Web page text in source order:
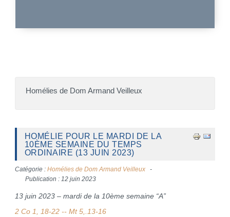
Homélies de Dom Armand Veilleux
HOMÉLIE POUR LE MARDI DE LA
10ÈME SEMAINE DU TEMPS
ORDINAIRE (13 JUIN 2023)
Catégorie : Homélies de Dom Armand Veilleux
Publication : 12 juin 2023
13 juin 2023 – mardi de la 10ème semaine “A”
2 Co 1, 18-22 -- Mt 5,.13-16